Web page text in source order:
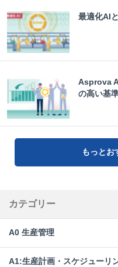
最適化AI
Asprova
の高い基
もっとお
カテゴリー
A0 生産管理
A1:生産計画・スケジューリ